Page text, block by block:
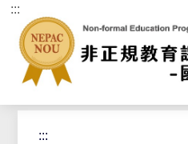
跳到主要內容區塊
:::
首頁>操作說明
:::